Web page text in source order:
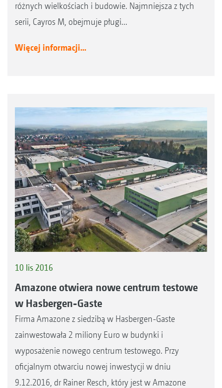
różnych wielkościach i budowie. Najmniejsza z tych
serii, Cayros M, obejmuje pługi...
Więcej informacji...
10 lis 2016
Amazone otwiera nowe centrum testowe
w Hasbergen-Gaste
Firma Amazone z siedzibą w Hasbergen-Gaste
zainwestowała 2 miliony Euro w budynki i
wyposażenie nowego centrum testowego. Przy
oficjalnym otwarciu nowej inwestycji w dniu
9.12.2016, dr Rainer Resch, który jest w Amazone